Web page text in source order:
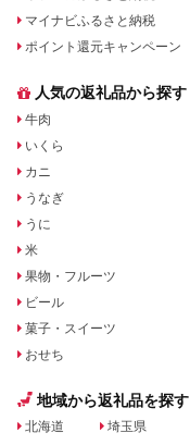
マイナビふるさと納税
ポイント還元キャンペーン
人気の返礼品から探す
牛肉
いくら
カニ
うなぎ
うに
米
果物・フルーツ
ビール
菓子・スイーツ
おせち
地域から返礼品を探す
北海道 埼玉県